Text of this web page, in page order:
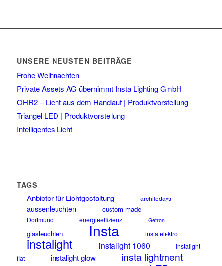
UNSERE NEUSTEN BEITRÄGE
Frohe Weihnachten
Private Assets AG übernimmt Insta Lighting GmbH
OHR2 – Licht aus dem Handlauf | Produktvorstellung
Triangel LED | Produktvorstellung
Intelligentes Licht
TAGS
Anbieter für Lichtgestaltung archiledays
aussenleuchten custom made
Dortmund energieeffizienz Getron
glasleuchten Insta insta elektro
instalight instalight 1060
instalight
flat
instalight glow
insta lightment